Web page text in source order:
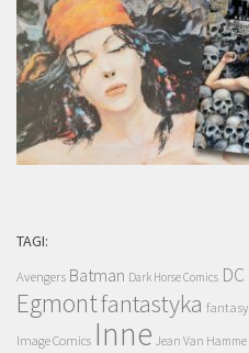
TAGI:
Avengers Batman Dark Horse Comics DC
Egmontfantastyka fantasy
Image Comics Inne Jean Van Hamme